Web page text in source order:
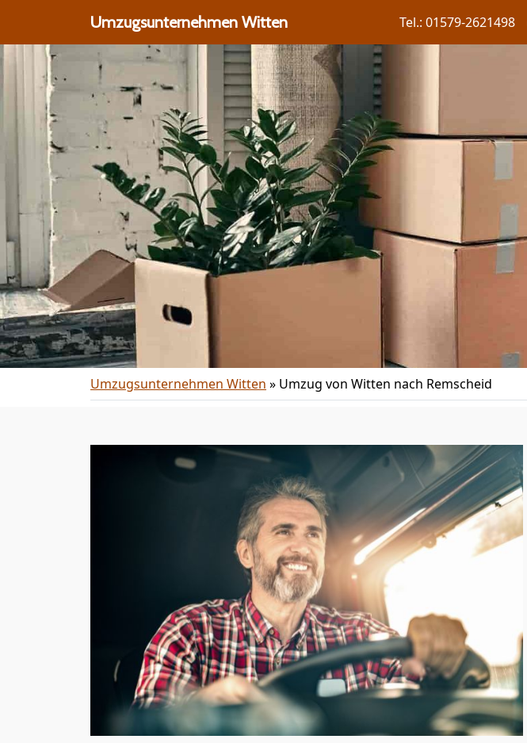
Umzugsunternehmen Witten Tel.: 01579-2621498
Umzugsunternehmen Witten » Umzug von Witten nach Remscheid